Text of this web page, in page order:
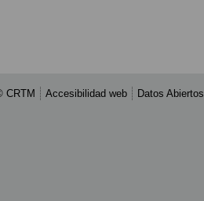
CRTM Accesibilidad web Datos Abiertos